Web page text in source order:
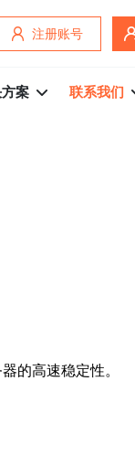
注册账号
案 联系我们
的高速稳定性。